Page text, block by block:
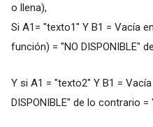
o llena),
Si A1= "texto1" Y B1 = Vacía
función) = "NO DISPONIBLE"
Y si A1 = "texto2" Y B1 =
DISPONIBLE" de lo contrario =